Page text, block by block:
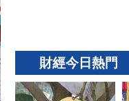
財經今日熱門